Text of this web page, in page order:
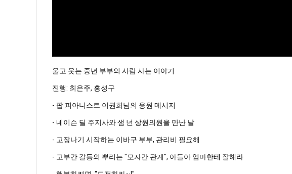
울고 웃는 중년 부부의 사람 사는 이야기
진행: 최은주, 홍성구
- 팝 피아니스트 이권희님의 응원 메시지
- 네이슨 딜 주지사와 샘 넌 상원의원을 만난 날
- 고장나기 시작하는 이바구 부부, 관리비 필요해
- 고부간 갈등의 뿌리는 "모자간 관계", 아들아 엄마한테 잘해라